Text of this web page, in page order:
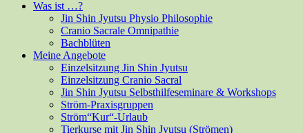
Was ist …?
Jin Shin Jyutsu Physio Philosophie
Cranio Sacrale Omnipathie
Bachblüten
Meine Angebote
Einzelsitzung Jin Shin Jyutsu
Einzelsitzung Cranio Sacral
Jin Shin Jyutsu Selbsthilfeseminare & Workshops
Ström-Praxisgruppen
Ström“Kur“-Urlaub
Tierkurse mit Jin Shin Jyutsu (Strömen)